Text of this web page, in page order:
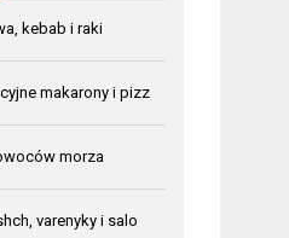
kebab i raki
makarony i pizz
morza
varenyky i salo